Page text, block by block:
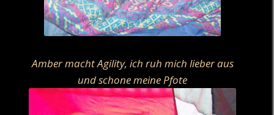
Amber macht Agility, ich ruh mich lieber aus
und schone meine Pfote